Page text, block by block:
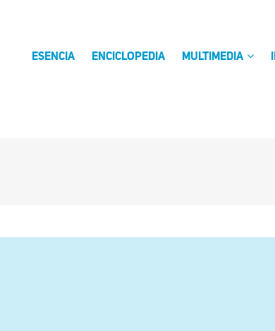
ESENCIA ENCICLOPEDIA MULTIMEDIA